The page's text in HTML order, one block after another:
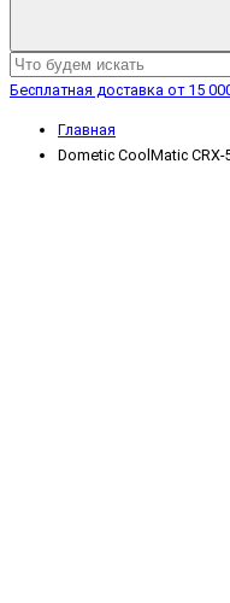
Бесплатная доставка от 15
Главная
Dometic CoolMatic CRX-